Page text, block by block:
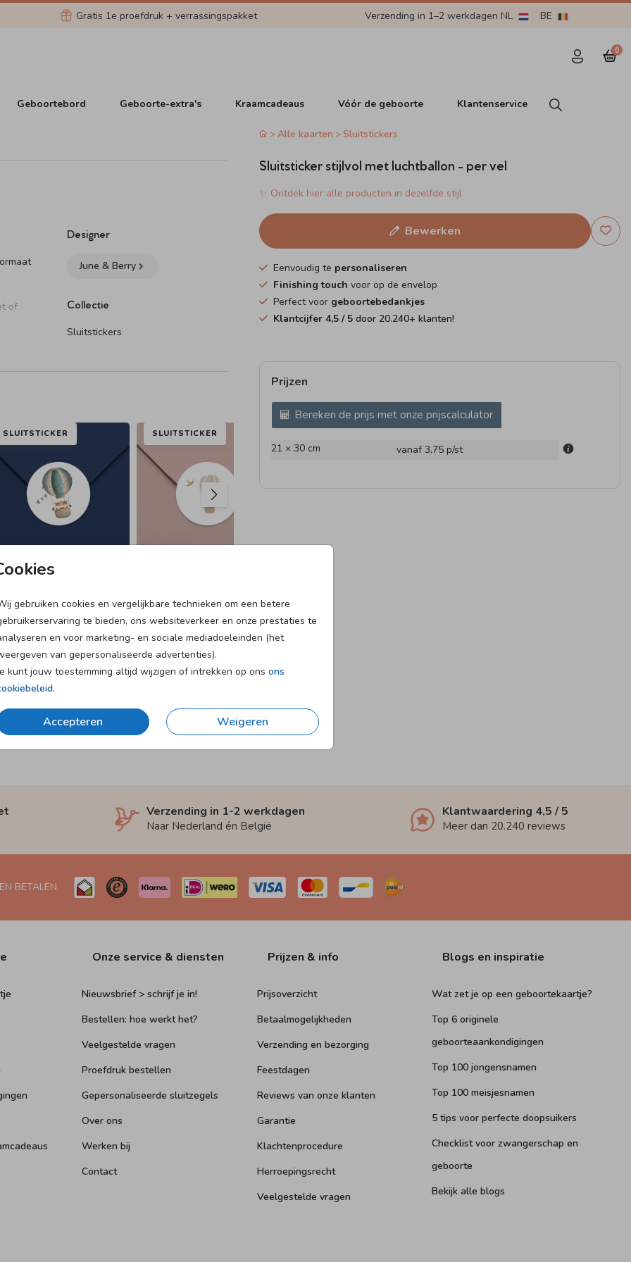
Gratis 1e proefdruk + verrassingspakket Verzending in 1–2 werkdagen NL BE
0
Geboortebord Geboorte-extra's Kraamcadeaus Vóór de geboorte Klantenservice
gebruiken cookies en vergelijkbare technieken om een betere
te bieden, ons websiteverkeer en onze prestaties te
en voor marketing- en sociale mediadoeleinden (het
van gepersonaliseerde advertenties).
kunt jouw toestemming altijd wijzigen of intrekken op ons ons
.
Accepteren Weigeren
of
Designer
June & Berry
Collectie
Sluitstickers
SLUITSTICKER SLUITSTICKER
GEBOORTETEGELTJE VLAG
Alle kaarten Sluitstickers
Sluitsticker stijlvol met luchtballon - per vel
✨ Ontdek hier alle producten in dezelfde stijl
Bewerken
Eenvoudig te personaliseren
Finishing touch voor op de envelop
Perfect voor geboortebedankjes
Klantcijfer 4,5/ 5door 20.240+ klanten!
Prijzen
Bereken de prijs met onze prijscalculator
21 × 30 cm vanaf 3,75 p/st
Verzending in 1-2 werkdagen
Naar Nederland én België
Klantwaardering 4,5 / 5
Meer dan 20.240 reviews
BETALEN
Onze service & diensten
Nieuwsbrief > schrijf je in!
Bestellen: hoe werkt het?
Veelgestelde vragen
Proefdruk bestellen
Gepersonaliseerde sluitzegels
Over ons
Werken bij
Contact
Prijzen & info
Prijsoverzicht
Betaalmogelijkheden
Verzending en bezorging
Feestdagen
Reviews van onze klanten
Garantie
Klachtenprocedure
Herroepingsrecht
Veelgestelde vragen
Blogs en inspiratie
Wat zet je op een geboortekaartje?
Top 6 originele
geboorteaankondigingen
Top 100 jongensnamen
Top 100 meisjesnamen
5 tips voor perfecte doopsuikers
Checklist voor zwangerschap en
geboorte
Bekijk alle blogs